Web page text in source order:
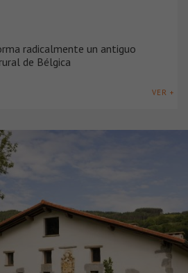
radicalmente un antiguo
de Bélgica
VER +